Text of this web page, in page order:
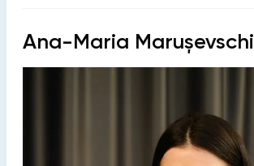
Ana-Maria Marușevschi